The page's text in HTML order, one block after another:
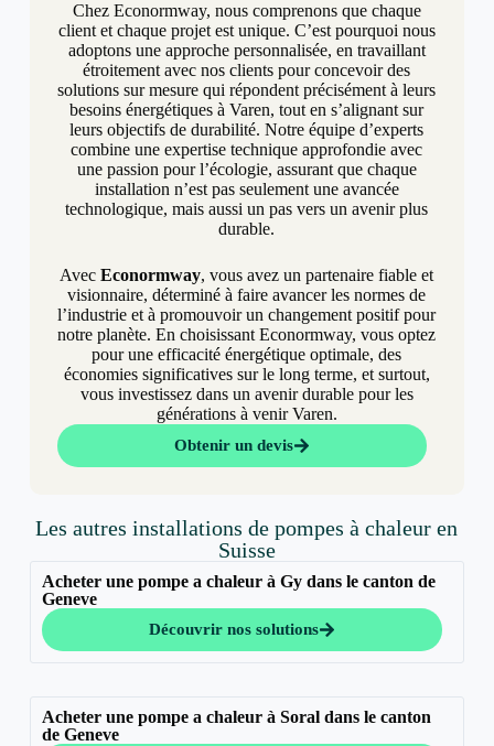
Chez Econormway, nous comprenons que chaque
client et chaque projet est unique. C’est pourquoi nous
adoptons une approche personnalisée, en travaillant
étroitement avec nos clients pour concevoir des
solutions sur mesure qui répondent précisément à leurs
besoins énergétiques à Varen, tout en s’alignant sur
leurs objectifs de durabilité. Notre équipe d’experts
combine une expertise technique approfondie avec
une passion pour l’écologie, assurant que chaque
installation n’est pas seulement une avancée
technologique, mais aussi un pas vers un avenir plus
durable.
AvecEconormway, vous avez un partenaire fiable et
visionnaire, déterminé à faire avancer les normes de
l’industrie et à promouvoir un changement positif pour
notre planète. En choisissant Econormway, vous optez
pour une efficacité énergétique optimale, des
économies significatives sur le long terme, et surtout,
vous investissez dans un avenir durable pour les
générations à venir Varen.
Obtenir un devis
Les autres installations de pompes à chaleur en
Suisse
Acheter une pompe a chaleur à Gy dans le canton de
Geneve
Découvrir nos solutions
Acheter une pompe a chaleur à Soral dans le canton
de Geneve